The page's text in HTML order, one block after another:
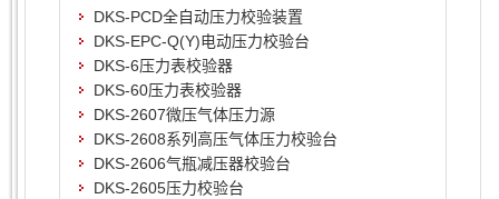
DKS-PCD全自动压力校验装置
DKS-EPC-Q(Y)电动压力校验台
DKS-6压力表校验器
DKS-60压力表校验器
DKS-2607微压气体压力源
DKS-2608系列高压气体压力校验台
DKS-2606气瓶减压器校验台
DKS-2605压力校验台